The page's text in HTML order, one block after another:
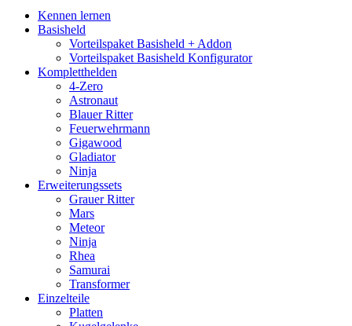
Kennen lernen
Basisheld
Vorteilspaket Basisheld + Addon
Vorteilspaket Basisheld Konfigurator
Kompletthelden
4-Zero
Astronaut
Blauer Ritter
Feuerwehrmann
Gigawood
Gladiator
Ninja
Erweiterungssets
Grauer Ritter
Mars
Meteor
Ninja
Rhea
Samurai
Transformer
Einzelteile
Platten